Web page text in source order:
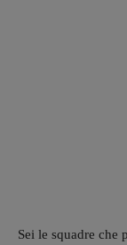
Sei le squadre che